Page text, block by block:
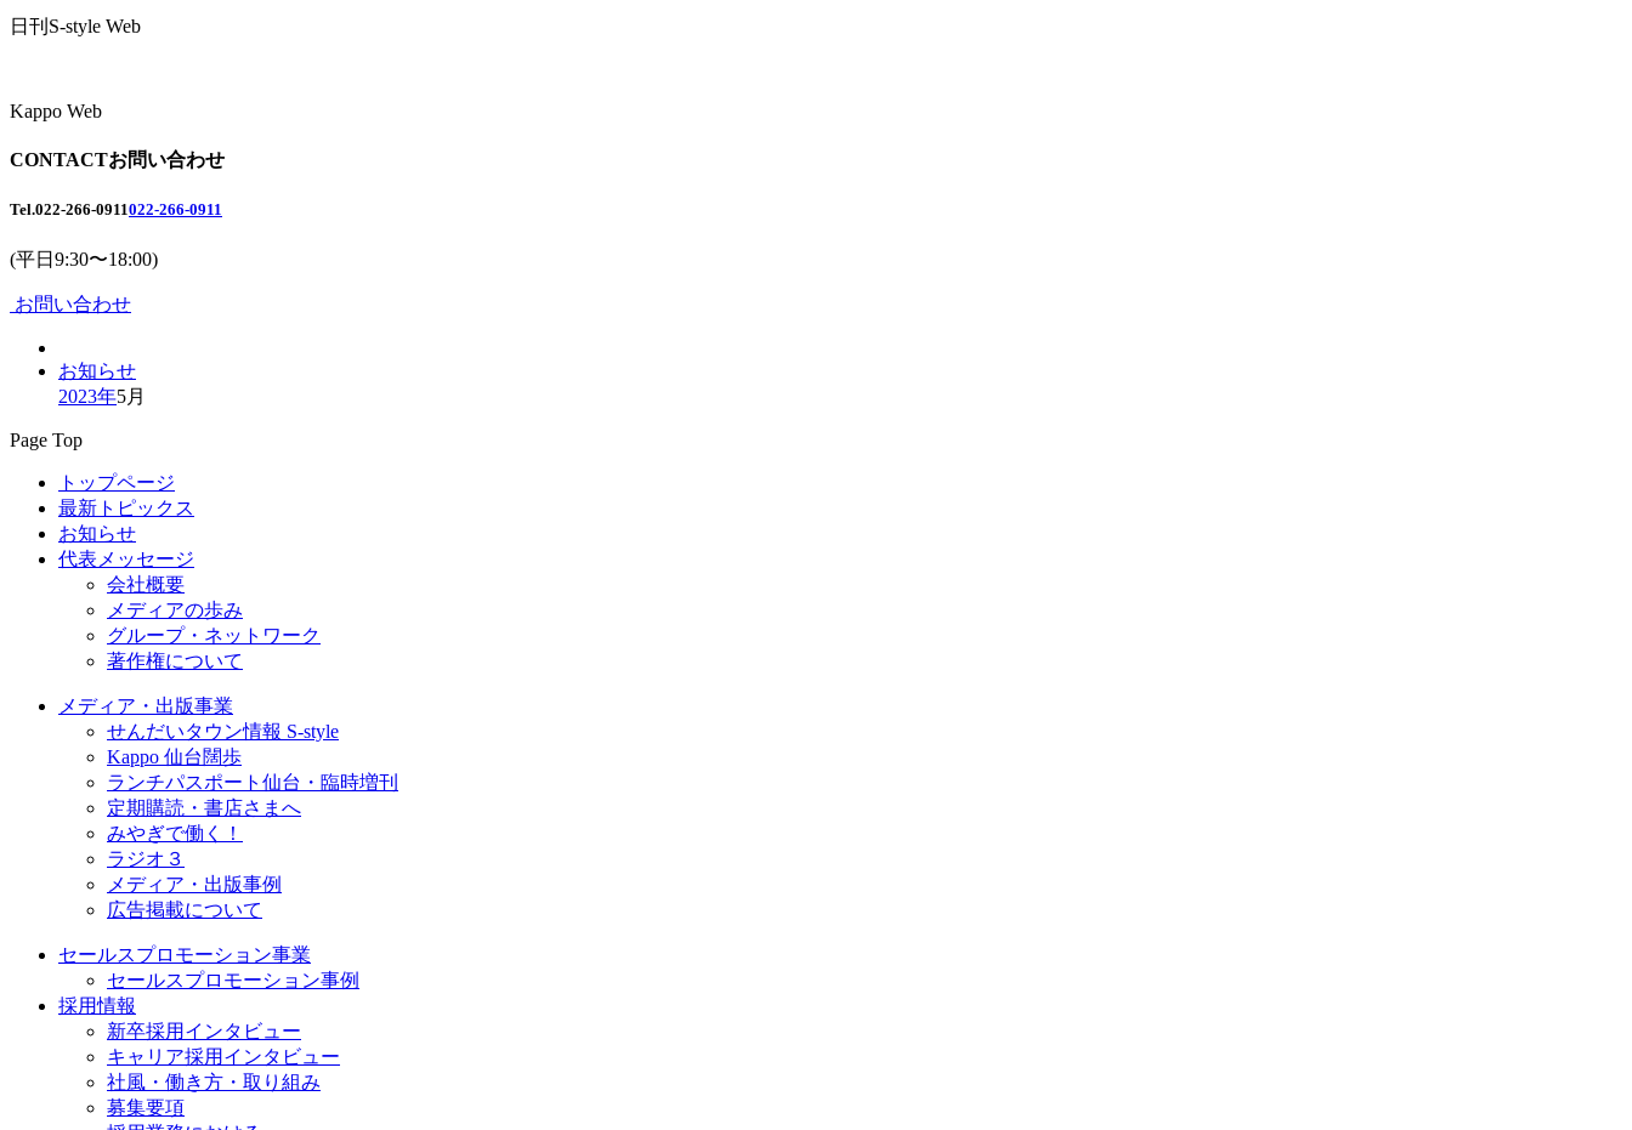
日刊S-style Web
Kappo Web
CONTACTお問い合わせ
Tel.022-266-0911022-266-0911
(平日9:30〜18:00)
お問い合わせ
お知らせ
2023年5月
Page Top
トップページ
最新トピックス
お知らせ
代表メッセージ
会社概要
メディアの歩み
グループ・ネットワーク
著作権について
メディア・出版事業
せんだいタウン情報 S-style
Kappo 仙台闊歩
ランチパスポート仙台・臨時増刊
定期購読・書店さまへ
みやぎで働く！
ラジオ３
メディア・出版事例
広告掲載について
セールスプロモーション事業
セールスプロモーション事例
採用情報
新卒採用インタビュー
キャリア採用インタビュー
社風・働き方・取り組み
募集要項